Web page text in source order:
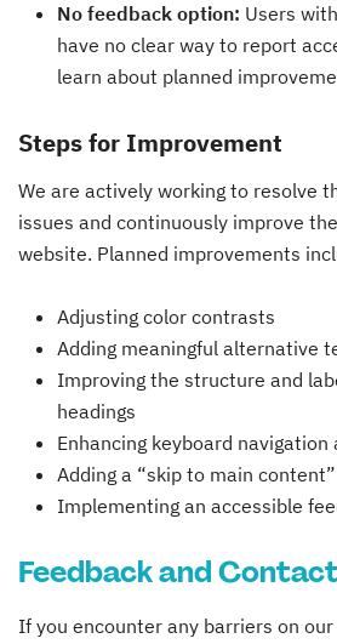
No feedback option: Users
have no clear way to report
learn about planned
Steps for Improvement
We are actively working to resolve
issues and continuously improve
website. Planned improvements
Adjusting color contrasts
Adding meaningful alternative
Improving the structure and
headings
Enhancing keyboard
Adding a “skip to main
Implementing an accessible
Feedback and
If you encounter any barriers on